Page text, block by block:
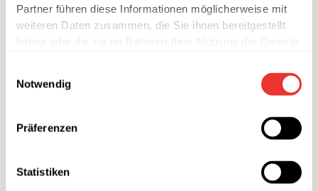
Partner führen diese Informationen möglicherweise mit
weiteren Daten zusammen, die Sie ihnen bereitgestellt
haben oder die sie im Rahmen Ihrer Nutzung der Dienste
Notwendig
Präferenzen
Statistiken
GEWÜRZE
etwas Petersilie (klein geschnitten)